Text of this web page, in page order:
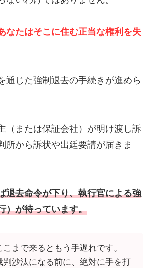
なたはそこに住む正当な権利を失
通じた強制退去の手続きが進めら
（または保証会社）が明け渡し訴
所から訴状や出廷要請が届きま
退去命令が下り、執行官による強
）が待っています。
こまで来るともう手遅れです。
判沙汰になる前に、絶対に手を打